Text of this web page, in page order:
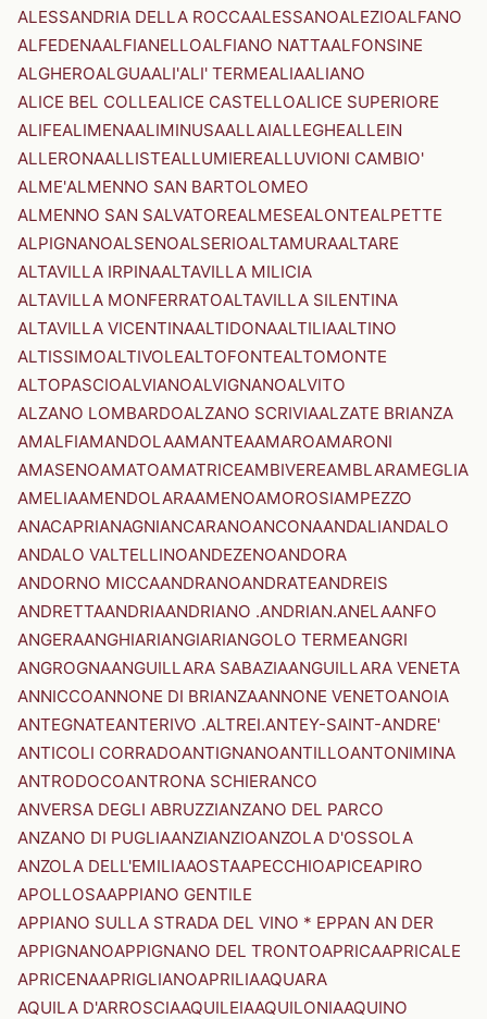
ALESSANDRIA DELLA ROCCAALESSANOALEZIOALFANO
ALFEDENAALFIANELLOALFIANO NATTAALFONSINE
ALGHEROALGUAALI'ALI' TERMEALIAALIANO
ALICE BEL COLLEALICE CASTELLOALICE SUPERIORE
ALIFEALIMENAALIMINUSAALLAIALLEGHEALLEIN
ALLERONAALLISTEALLUMIEREALLUVIONI CAMBIO'
ALME'ALMENNO SAN BARTOLOMEO
ALMENNO SAN SALVATOREALMESEALONTEALPETTE
ALPIGNANOALSENOALSERIOALTAMURAALTARE
ALTAVILLA IRPINAALTAVILLA MILICIA
ALTAVILLA MONFERRATOALTAVILLA SILENTINA
ALTAVILLA VICENTINAALTIDONAALTILIAALTINO
ALTISSIMOALTIVOLEALTOFONTEALTOMONTE
ALTOPASCIOALVIANOALVIGNANOALVITO
ALZANO LOMBARDOALZANO SCRIVIAALZATE BRIANZA
AMALFIAMANDOLAAMANTEAAMAROAMARONI
AMASENOAMATOAMATRICEAMBIVEREAMBLARAMEGLIA
AMELIAAMENDOLARAAMENOAMOROSIAMPEZZO
ANACAPRIANAGNIANCARANOANCONAANDALIANDALO
ANDALO VALTELLINOANDEZENOANDORA
ANDORNO MICCAANDRANOANDRATEANDREIS
ANDRETTAANDRIAANDRIANO .ANDRIAN.ANELAANFO
ANGERAANGHIARIANGIARIANGOLO TERMEANGRI
ANGROGNAANGUILLARA SABAZIAANGUILLARA VENETA
ANNICCOANNONE DI BRIANZAANNONE VENETOANOIA
ANTEGNATEANTERIVO .ALTREI.ANTEY-SAINT-ANDRE'
ANTICOLI CORRADOANTIGNANOANTILLOANTONIMINA
ANTRODOCOANTRONA SCHIERANCO
ANVERSA DEGLI ABRUZZIANZANO DEL PARCO
ANZANO DI PUGLIAANZIANZIOANZOLA D'OSSOLA
ANZOLA DELL'EMILIAAOSTAAPECCHIOAPICEAPIRO
APOLLOSAAPPIANO GENTILE
APPIANO SULLA STRADA DEL VINO * EPPAN AN DER
APPIGNANOAPPIGNANO DEL TRONTOAPRICAAPRICALE
APRICENAAPRIGLIANOAPRILIAAQUARA
AQUILA D'ARROSCIAAQUILEIAAQUILONIAAQUINO